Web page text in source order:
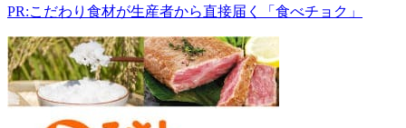
売
所)
073-
0107
北
海
PR:こだわり食材が生産者から直接届く「食べチョク」